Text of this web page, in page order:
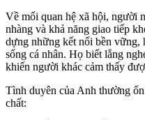
Về mối quan hệ xã hội, người
nhàng và khả năng giao tiếp
dựng những kết nối bền vững,
sống cá nhân. Họ biết lắng
khiến người khác cảm thấy
Tình duyên của Anh thường
chất: